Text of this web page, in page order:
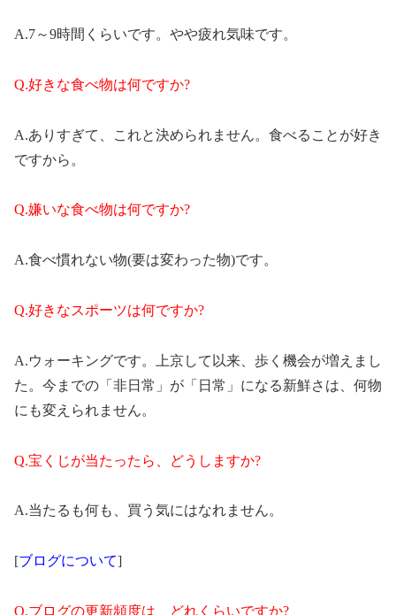
A.7～9時間くらいです。やや疲れ気味です。
Q.好きな食べ物は何ですか?
A.ありすぎて、これと決められません。食べることが好き
ですから。
Q.嫌いな食べ物は何ですか?
A.食べ慣れない物(要は変わった物)です。
Q.好きなスポーツは何ですか?
A.ウォーキングです。上京して以来、歩く機会が増えまし
た。今までの「非日常」が「日常」になる新鮮さは、何物
にも変えられません。
Q.宝くじが当たったら、どうしますか?
A.当たるも何も、買う気にはなれません。
[ブログについて]
Q.ブログの更新頻度は、どれくらいですか?